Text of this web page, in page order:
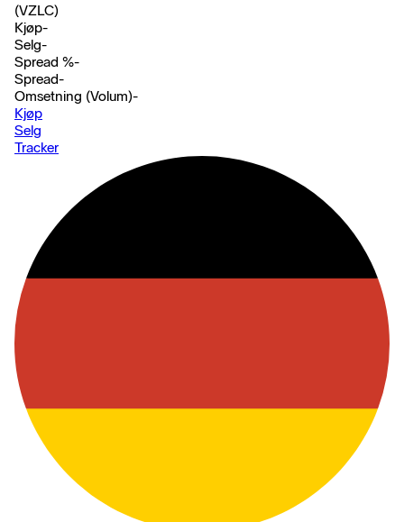
(VZLC)
Kjøp-
Selg-
Spread %-
Spread-
Omsetning (Volum)-
Kjøp
Selg
Tracker